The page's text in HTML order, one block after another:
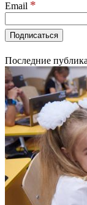
Email *
Последние